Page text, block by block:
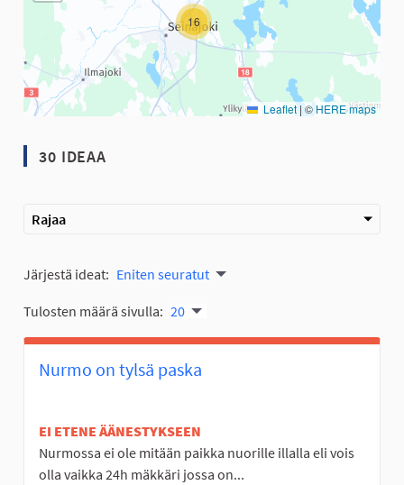
16
Leaflet | ©HERE maps
30 IDEAA
Rajaa
Järjestä ideat: Eniten seuratut
Tulosten määrä sivulla: 20
Nurmo on tylsä paska
EI ETENE ÄÄNESTYKSEEN
Nurmossa ei ole mitään paikka nuorille illalla eli vois
olla vaikka 24h mäkkäri jossa on...